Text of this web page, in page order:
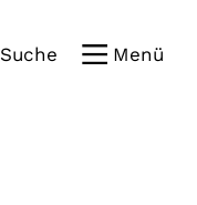
Suche Menü